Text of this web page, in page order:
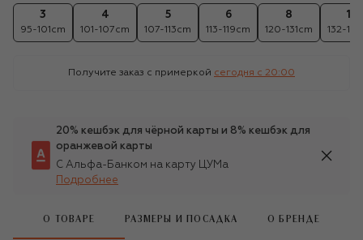
3
95-101cm
4
101-107cm
5
107-113cm
6
113-119cm
8
120-131cm
10
132-
Получите заказ с примеркой сегодня c 20:00
20% кешбэк для чёрной карты и 8% кешбэк для
оранжевой карты
С Альфа-Банком на карту ЦУМа
Подробнее
О ТОВАРЕ РАЗМЕРЫ И ПОСАДКА О БРЕНДЕ